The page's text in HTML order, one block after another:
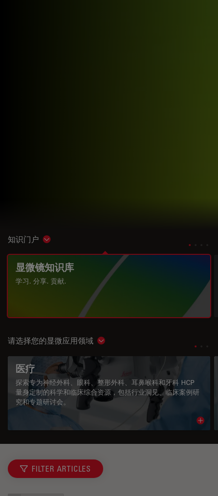
知识门户 Show subnavigation
显微镜知识库
学习. 分享. 贡献.
请选择您的显微应用领域 Show subnavigation
医疗
探索专为神经外科、眼科、整形外科、耳鼻喉科和牙科 HCP
量身定制的科学和临床综合资源，包括行业洞见、临床案例研
究和专题研讨会。
FILTER ARTICLES